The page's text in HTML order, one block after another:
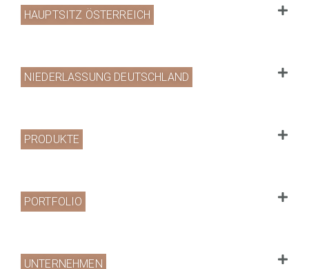
HAUPTSITZ ÖSTERREICH
NIEDERLASSUNG DEUTSCHLAND
PRODUKTE
PORTFOLIO
UNTERNEHMEN